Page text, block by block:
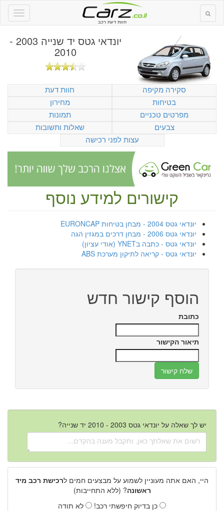
חוות דעת רכב
יונדאי גטס יד שנייה 2003 -
2010
סקירה מקיפה
חוות דעת
בטיחות
מחירון
מפרטים טכניים
תמונות
צבעים
שאלות ותשובות
עצות לפני רכישה
קישורים למידע נוסף
יונדאי גטס 2004 - מבחן בטיחות EURONCAP
יונדאי גטס 2006 - מבחן דרכים במגזין הגה
יונדאי גטס - כתבה בYNET (אודי עציון)
יונדאי גטס - קריאה לתיקון מערכת ABS
הוסף קישור חדש
כתובת
תיאור הקישור
יש לך שאלה על יונדאי גטס 2003 - 2010 יד שנייה?
היי, האם אתה מעוניין לשמוע על מבצעים חמים לרכישת רכב מיד
ראשונה? (ללא התחייבות)
כן בדיוק חיפשתי רכב!
לא תודה